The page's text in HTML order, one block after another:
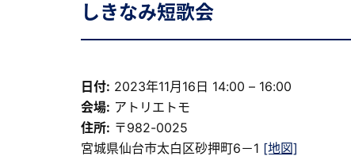
しきなみ短歌会
日付: 2023年11月16日 14:00 – 16:00
会場: アトリエトモ
住所: 〒982-0025
宮城県仙台市太白区砂押町6－1 [地図]